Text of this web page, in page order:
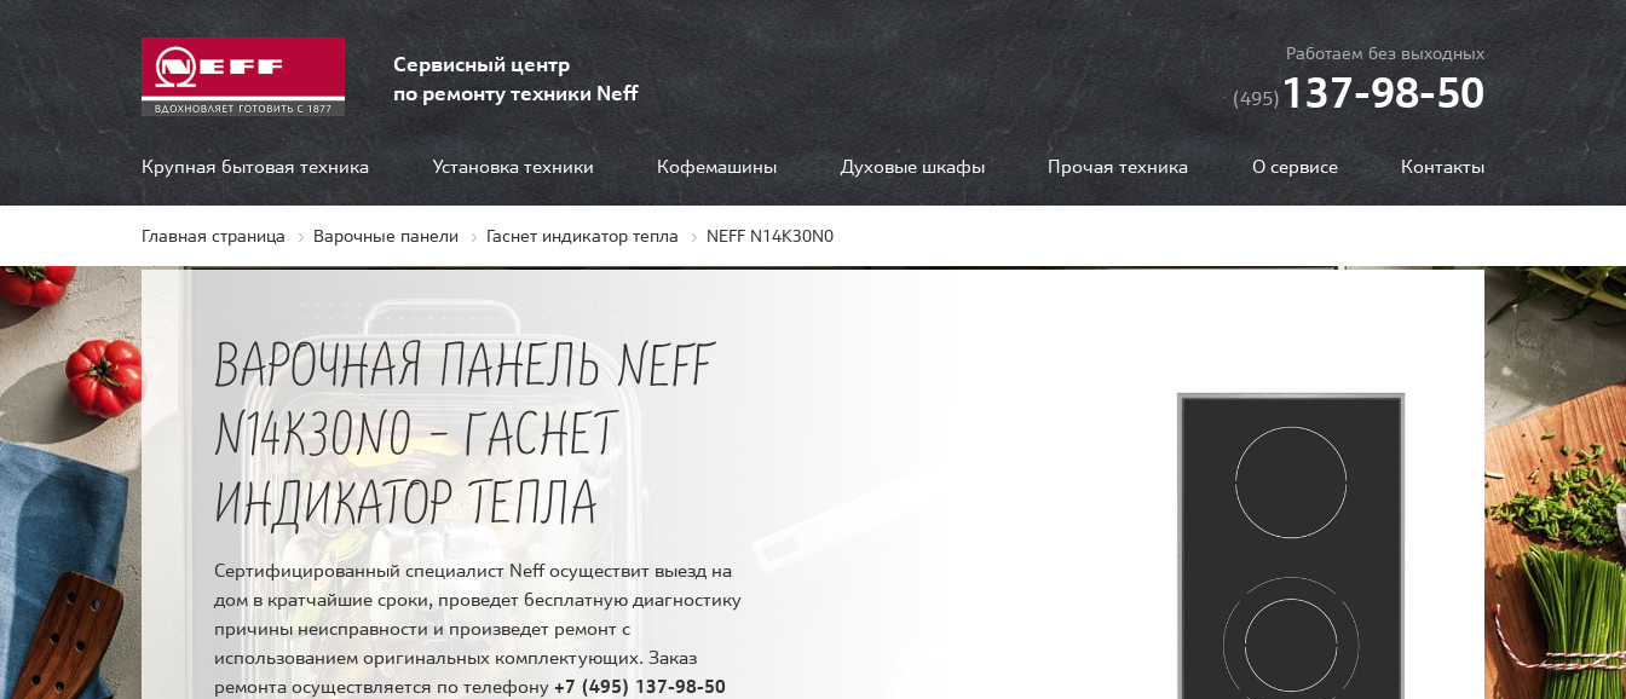
Сервисный центр
по ремонту техники Neff
Работаем без выходных
(495)137-98-50
Крупная бытовая техника Установка техники Кофемашины Духовые шкафы Прочая техника О сервисе Контакты
Главная страница Варочные панели Гаснет индикатор тепла NEFF N14K30N0
ВАРОЧНАЯ ПАНЕЛЬ NEFF
N14K30N0 - ГАСНЕТ
ИНДИКАТОР ТЕПЛА
Сертифицированный специалист Neff осуществит выезд на
дом в кратчайшие сроки, проведет бесплатную диагностику
причины неисправности и произведет ремонт с
использованием оригинальных комплектующих. Заказ
ремонта осуществляется по телефону +7 (495) 137-98-50